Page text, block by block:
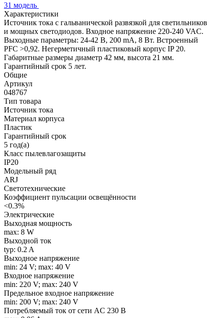
31 модель
Характеристики
Источник тока с гальванической развязкой для светильников
и мощных светодиодов. Входное напряжение 220-240 VAC.
Выходные параметры: 24-42 В, 200 mА, 8 Вт. Встроенный
PFC >0,92. Негерметичный пластиковый корпус IP 20.
Габаритные размеры диаметр 42 мм, высота 21 мм.
Гарантийный срок 5 лет.
Общие
Артикул
048767
Тип товара
Источник тока
Материал корпуса
Пластик
Гарантийный срок
5 год(а)
Класс пылевлагозащиты
IP20
Модельный ряд
ARJ
Светотехнические
Коэффициент пульсации освещённости
<0.3%
Электрические
Выходная мощность
max: 8 W
Выходной ток
typ: 0.2 A
Выходное напряжение
min: 24 V; max: 40 V
Входное напряжение
min: 220 V; max: 240 V
Предельное входное напряжение
min: 200 V; max: 240 V
Потребляемый ток от сети AC 230 В